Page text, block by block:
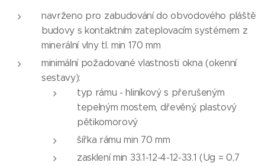
navrženo pro zabudování do obvodového pláště
budovy s kontaktním zateplovacím systémem z
minerální vlny tl. min 170 mm
minimální požadované vlastnosti okna (okenní
sestavy):
typ rámu - hliníkový s přerušeným
tepelným mostem, dřevěný, plastový
pětikomorový
šířka rámu min 70 mm
zasklení min 33.1-12-4-12-33.1 (Ug = 0,7